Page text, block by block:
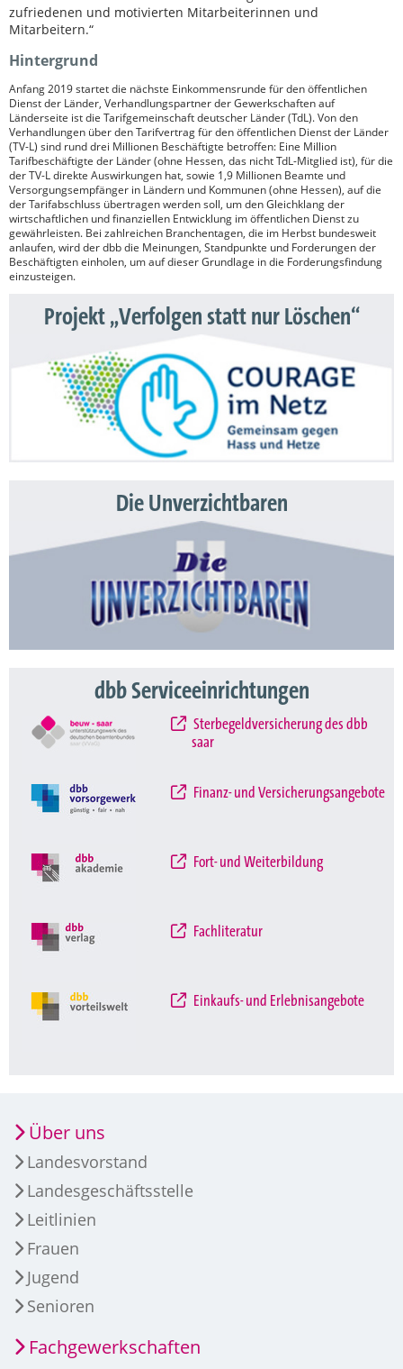
zufriedenen und motivierten Mitarbeiterinnen und
Mitarbeitern.“
Hintergrund
Anfang 2019 startet die nächste Einkommensrunde für den öffentlichen
Dienst der Länder, Verhandlungspartner der Gewerkschaften auf
Länderseite ist die Tarifgemeinschaft deutscher Länder (TdL). Von den
Verhandlungen über den Tarifvertrag für den öffentlichen Dienst der Länder
(TV-L) sind rund drei Millionen Beschäftigte betroffen: Eine Million
Tarifbeschäftigte der Länder (ohne Hessen, das nicht TdL-Mitglied ist), für die
der TV-L direkte Auswirkungen hat, sowie 1,9 Millionen Beamte und
Versorgungsempfänger in Ländern und Kommunen (ohne Hessen), auf die
der Tarifabschluss übertragen werden soll, um den Gleichklang der
wirtschaftlichen und finanziellen Entwicklung im öffentlichen Dienst zu
gewährleisten. Bei zahlreichen Branchentagen, die im Herbst bundesweit
anlaufen, wird der dbb die Meinungen, Standpunkte und Forderungen der
Beschäftigten einholen, um auf dieser Grundlage in die Forderungsfindung
einzusteigen.
Projekt „Verfolgen statt nur Löschen“
Die Unverzichtbaren
dbb Serviceeinrichtungen
Sterbegeldversicherung des dbb
saar
Finanz- und Versicherungsangebote
Fort- und Weiterbildung
Fachliteratur
Einkaufs- und Erlebnisangebote
Über uns
Landesvorstand
Landesgeschäftsstelle
Leitlinien
Frauen
Jugend
Senioren
Fachgewerkschaften